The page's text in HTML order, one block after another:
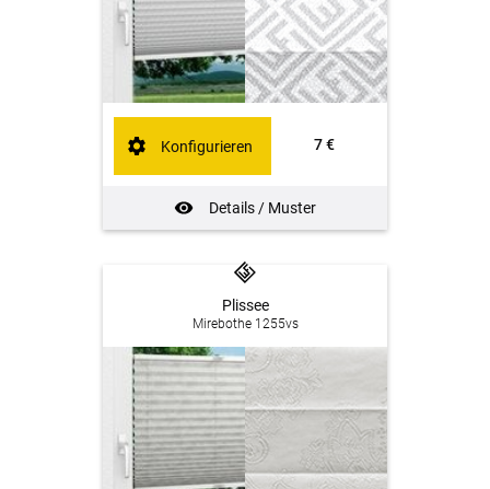
7 €
Details / Muster
Konfigurieren
Plissee
Mirebothe 1255vs